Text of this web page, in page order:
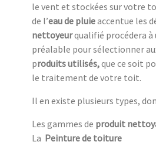
le vent et stockées sur votre
de l’eau de pluieaccentue les
nettoyeurqualifié procédera à
préalable pour sélectionner
produits utilisés,que ce soit
le traitement de votre toit.
Il en existe plusieurs types,
Les gammes de produit
La Peinture de toiture